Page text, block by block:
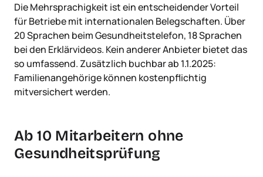
Die Mehrsprachigkeit ist ein entscheidender Vorteil
für Betriebe mit internationalen Belegschaften. Über
20 Sprachen beim Gesundheitstelefon, 18 Sprachen
bei den Erklärvideos. Kein anderer Anbieter bietet das
so umfassend. Zusätzlich buchbar ab 1.1.2025:
Familienangehörige können kostenpflichtig
mitversichert werden.
Ab 10 Mitarbeitern ohne
Gesundheitsprüfung